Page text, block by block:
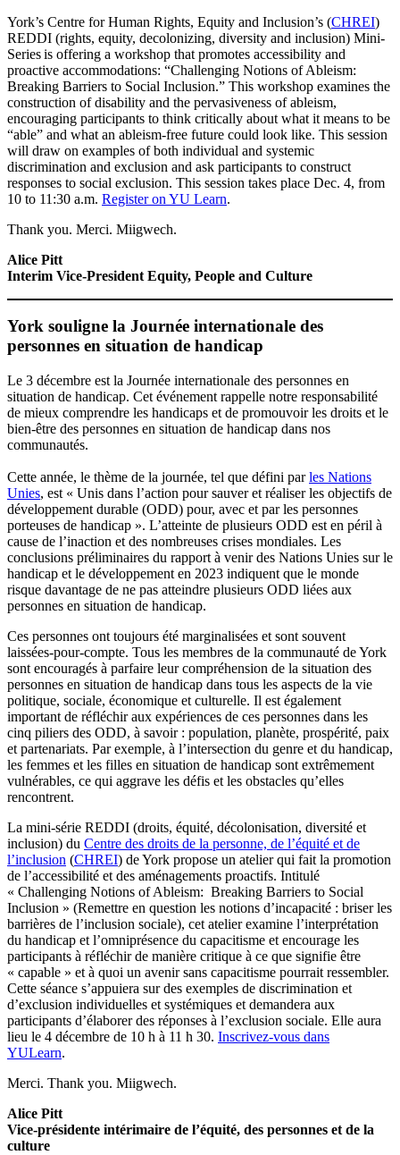
York’s Centre for Human Rights, Equity and Inclusion’s (CHREI)
REDDI (rights, equity, decolonizing, diversity and inclusion) Mini-
Series is offering a workshop that promotes accessibility and
proactive accommodations: “Challenging Notions of Ableism:
Breaking Barriers to Social Inclusion.” This workshop examines the
construction of disability and the pervasiveness of ableism,
encouraging participants to think critically about what it means to be
“able” and what an ableism-free future could look like. This session
will draw on examples of both individual and systemic
discrimination and exclusion and ask participants to construct
responses to social exclusion. This session takes place Dec. 4, from
10 to 11:30 a.m. Register on YU Learn.
Thank you. Merci. Miigwech.
Alice Pitt
Interim Vice-President Equity, People and Culture
York souligne la Journée internationale des
personnes en situation de handicap
Le 3 décembre est la Journée internationale des personnes en
situation de handicap. Cet événement rappelle notre responsabilité
de mieux comprendre les handicaps et de promouvoir les droits et le
bien-être des personnes en situation de handicap dans nos
communautés.
Cette année, le thème de la journée, tel que défini parles Nations
Unies, est « Unis dans l’action pour sauver et réaliser les objectifs de
développement durable (ODD) pour, avec et par les personnes
porteuses de handicap ». L’atteinte de plusieurs ODD est en péril à
cause de l’inaction et des nombreuses crises mondiales. Les
conclusions préliminaires du rapport à venir des Nations Unies sur le
handicap et le développement en 2023 indiquent que le monde
risque davantage de ne pas atteindre plusieurs ODD liées aux
personnes en situation de handicap.
Ces personnes ont toujours été marginalisées et sont souvent
laissées-pour-compte. Tous les membres de la communauté de York
sont encouragés à parfaire leur compréhension de la situation des
personnes en situation de handicap dans tous les aspects de la vie
politique, sociale, économique et culturelle. Il est également
important de réfléchir aux expériences de ces personnes dans les
cinq piliers des ODD, à savoir : population, planète, prospérité, paix
et partenariats. Par exemple, à l’intersection du genre et du handicap,
les femmes et les filles en situation de handicap sont extrêmement
vulnérables, ce qui aggrave les défis et les obstacles qu’elles
rencontrent.
La mini-série REDDI (droits, équité, décolonisation, diversité et
inclusion) du Centre des droits de la personne, de l’équité et de
l’inclusion (CHREI) de York propose un atelier qui fait la promotion
de l’accessibilité et des aménagements proactifs. Intitulé
« Challenging Notions of Ableism: Breaking Barriers to Social
Inclusion » (Remettre en question les notions d’incapacité : briser les
barrières de l’inclusion sociale), cet atelier examine l’interprétation
du handicap et l’omniprésence du capacitisme et encourage les
participants à réfléchir de manière critique à ce que signifie être
« capable » et à quoi un avenir sans capacitisme pourrait ressembler.
Cette séance s’appuiera sur des exemples de discrimination et
d’exclusion individuelles et systémiques et demandera aux
participants d’élaborer des réponses à l’exclusion sociale. Elle aura
lieu le 4 décembre de 10 h à 11 h 30. Inscrivez-vous dans
YULearn.
Merci. Thank you. Miigwech.
Alice Pitt
Vice-présidente intérimaire de l’équité, des personnes et de la
culture